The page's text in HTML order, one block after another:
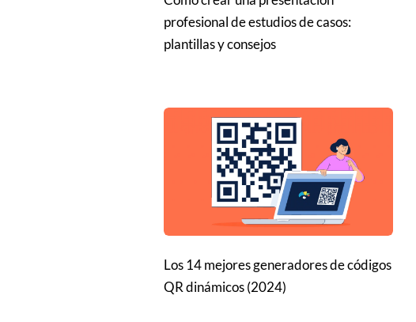
profesional de estudios de casos:
plantillas y consejos
Los 14 mejores generadores de códigos
QR dinámicos (2024)